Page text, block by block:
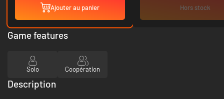
Ajouter au panier Hors stock
Game features
Solo Coopération
Description